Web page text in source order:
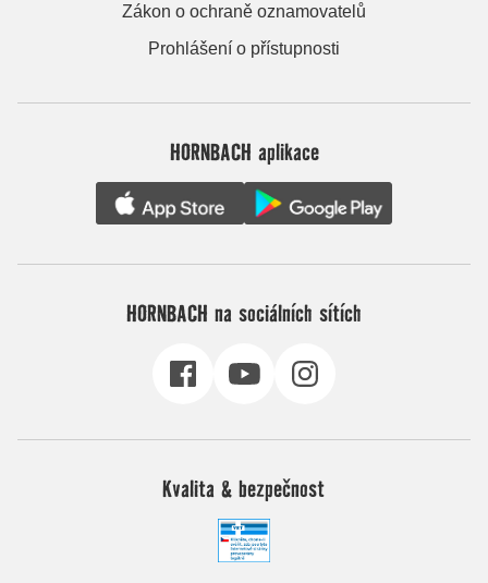
Zákon o ochraně oznamovatelů
Prohlášení o přístupnosti
HORNBACH aplikace
HORNBACH na sociálních sítích
Kvalita & bezpečnost